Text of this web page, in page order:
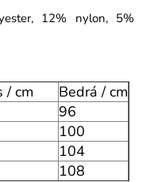
12% nylon, 5%
/ cm
Bedrá / cm
96
100
104
108